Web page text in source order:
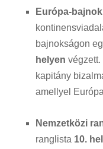
Európa-
bajnokságon
helyen végzett.
kapitány
amellyel
Nemzetközi
ranglista 10.